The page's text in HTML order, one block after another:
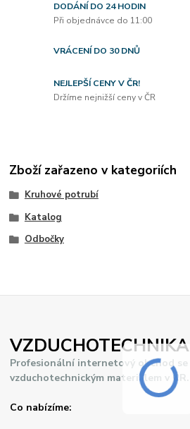
DODÁNÍ DO 24 HODIN
Při objednávce do 11:00
VRÁCENÍ DO 30 DNŮ
NEJLEPŠÍ CENY V ČR!
Držíme nejnižší ceny v ČR
Zboží zařazeno v kategoriích
Kruhové potrubí
Katalog
Odbočky
VZDUCHOTECHNIKA
Profesionální internetový obchod se
vzduchotechnickým materiálem v ČR.
Co nabízíme: